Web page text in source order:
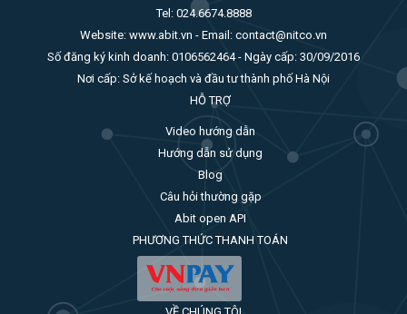
Tel: 024.6674.8888
Website: www.abit.vn - Email: contact@nitco.vn
Số đăng ký kinh doanh: 0106562464 - Ngày cấp: 30/09/2016
Nơi cấp: Sở kế hoạch và đầu tư thành phố Hà Nội
HỖ TRỢ
Video hướng dẫn
Hướng dẫn sử dụng
Blog
Câu hỏi thường gặp
Abit open API
PHƯƠNG THỨC THANH TOÁN